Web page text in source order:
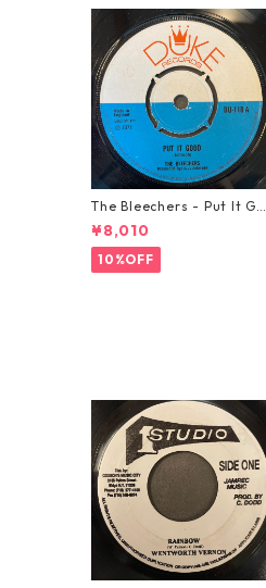
The Bleechers - Put It Go
od 【7-21637】
¥8,010
10%OFF